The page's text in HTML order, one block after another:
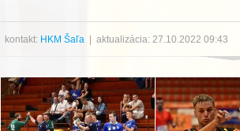
kontakt: HKM Šaľa | aktualizácia: 27.10.2022 09:43